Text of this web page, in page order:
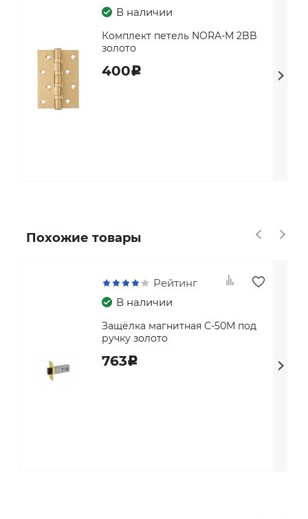
В наличии
Комплект петель NORA-M 2BB
золото
400c
Похожие товары
Рейтинг
В наличии
Защёлка магнитная С-50М под
ручку золото
763c